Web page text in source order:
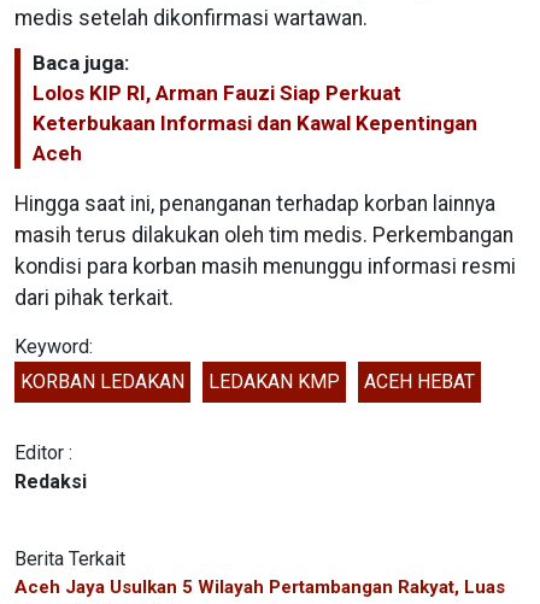
medis setelah dikonfirmasi wartawan.
Baca juga:
Lolos KIP RI, Arman Fauzi Siap Perkuat
Keterbukaan Informasi dan Kawal Kepentingan
Aceh
Hingga saat ini, penanganan terhadap korban lainnya
masih terus dilakukan oleh tim medis. Perkembangan
kondisi para korban masih menunggu informasi resmi
dari pihak terkait.
Keyword:
KORBAN LEDAKAN
LEDAKAN KMP ACEH HEBAT
Editor :
Redaksi
Berita Terkait
Aceh Jaya Usulkan 5 Wilayah Pertambangan Rakyat, Luas